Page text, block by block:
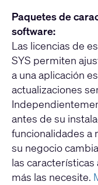
Paquetes de
software:
Las licencias de
SYS permiten
a una aplicación
actualizaciones
antes de su
funcionalidades a
su negocio
las
más las necesite.